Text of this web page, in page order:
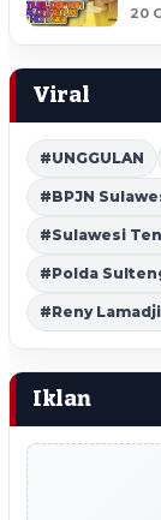
20
Viral
#UNGGULAN
#BPJN
#Sulawesi
#Polda
#Reny
Iklan